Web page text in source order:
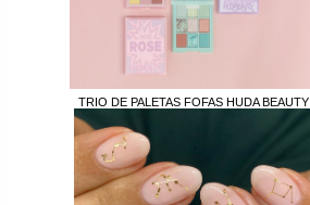
TRIO DE PALETAS FOFAS HUDA BEAUTY